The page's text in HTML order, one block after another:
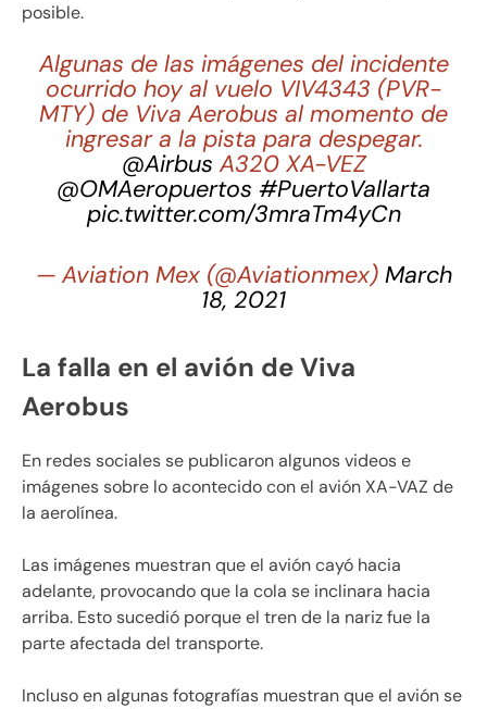
posible.
Algunas de las imágenes del incidente
ocurrido hoy al vuelo VIV4343 (PVR-
MTY) de Viva Aerobus al momento de
ingresar a la pista para despegar.
@Airbus A320 XA-VEZ
@OMAeropuertos #PuertoVallarta
pic.twitter.com/3mraTm4yCn
— Aviation Mex (@Aviationmex) March
18, 2021
La falla en el avión de Viva
Aerobus
En redes sociales se publicaron algunos videos e
imágenes sobre lo acontecido con el avión XA-VAZ de
la aerolínea.
Las imágenes muestran que el avión cayó hacia
adelante, provocando que la cola se inclinara hacia
arriba. Esto sucedió porque el tren de la nariz fue la
parte afectada del transporte.
Incluso en algunas fotografías muestran que el avión se